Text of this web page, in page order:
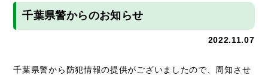
千葉県警からのお知らせ
2022.11.07
千葉県警から防犯情報の提供がございましたので、周知させ